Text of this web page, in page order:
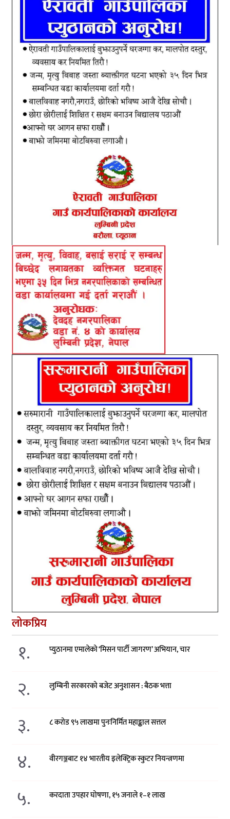
लोकप्रिय
१. प्युठानमा एमालेको ‘मिसन पार्टी जागरण’ अभियान, चार
२. लुम्बिनी सरकारको बजेट अनुशासन : बैठक भत्ता
३. ८ करोड ९५ लाखमा पुनःनिर्मित महाङ्काल सत्तल
४. वीरगञ्जबाट १४ भारतीय इलेक्ट्रिक स्कुटर नियन्त्रणमा
५. करदाता उपहार घोषणा, १५ जनाले १–१ लाख